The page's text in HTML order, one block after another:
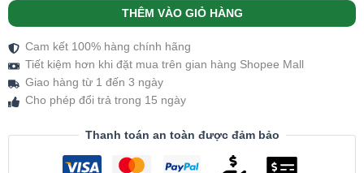
THÊM VÀO GIỎ HÀNG
Cam kết 100% hàng chính hãng
Tiết kiệm hơn khi đặt mua trên gian hàng Shopee Mall
Giao hàng từ 1 đến 3 ngày
Cho phép đổi trả trong 15 ngày
Thanh toán an toàn được đảm bảo